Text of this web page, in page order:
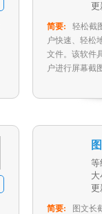
更
简要:
轻松截
户快速、轻松
文件。该软件
户进行屏幕截
等
大
更
简要:
图文长